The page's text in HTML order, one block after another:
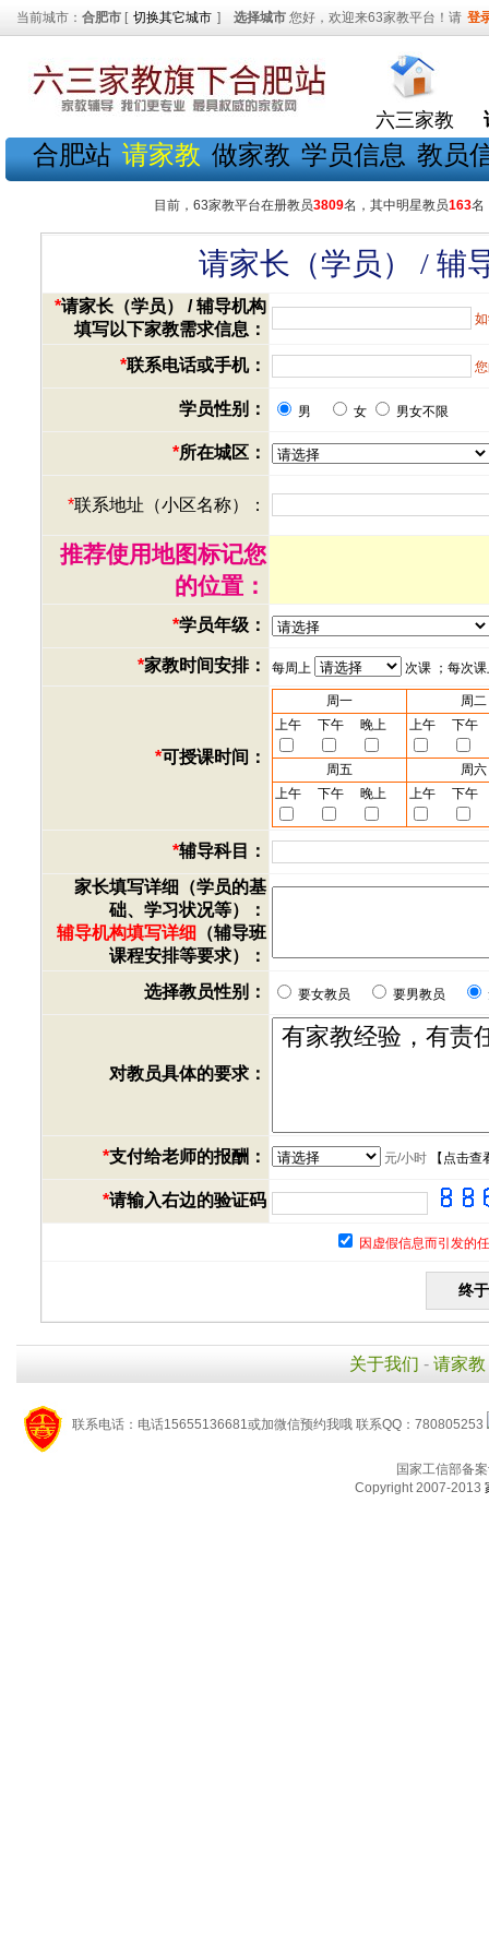
当前城市： 合肥市 [ 切换其它城市 ] 选择城市 您好，欢迎来63家教平台！请 登
六三家教
合肥站 请家教 做家教 学员信息 教员
目前，63家教平台在册教员3809名，其中明星教员163名
请家长（学员） / 辅
*请家长（学员） / 辅导机构
填写以下家教需求信息：
*联系电话或手机：
学员性别： 男 女 男女不限
*所在城区：
*联系地址（小区名称）：
推荐使用地图标记您
的位置：
*学员年级：
*家教时间安排： 每周上 次课 ；每次
*可授课时间：
周一
周二
上午
下午 晚上 上午 下午
周五
周六
上午
下午 晚上 上午 下午
*辅导科目：
家长填写详细（学员的基
础、学习状况等）：
辅导机构填写详细 （辅导班
课程安排等要求）：
选择教员性别：
要女教员 要男教员
对教员具体的要求：
*支付给老师的报酬： 元/小时【 点击查
*请输入右边的验证码
因虚假信息而引发的
关于我们 - 请家教
联系电话：电话15655136681或加微信预约我哦 联系QQ：780805253
国家工信部备
Copyright 2007-2013